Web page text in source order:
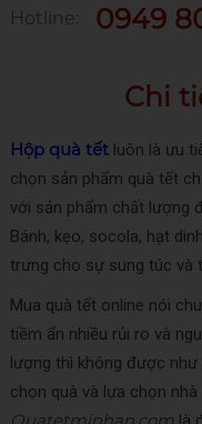
Hotline: 0949
Chi
Hộp quà tết luôn là ưu
chọn sản phẩm quà tết
với sản phẩm chất lượng
Bánh, kẹo, socola, hạt
trưng cho sự sung túc và
Mua quà tết online nói
tiềm ẩn nhiều rủi ro và
lượng thì không được như
chọn quà và lựa chọn
Quatetminhan.com